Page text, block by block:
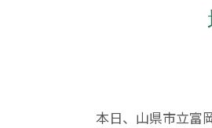
本日、山県市立富